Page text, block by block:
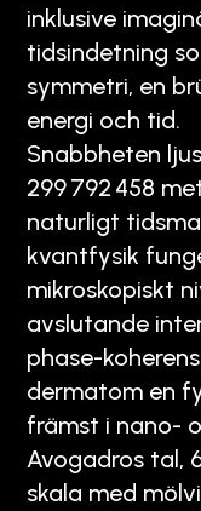
inklusive
tidsindetning
symmetri, en
energi och tid.
Snabbheten
299 792 458
naturligt
kvantfysik
mikroskopiskt
avslutande
phase-
dermatom en
främst i nano-
Avogadros tal,
skala med